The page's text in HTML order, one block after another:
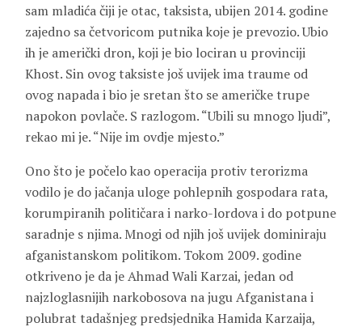
sam mladića čiji je otac, taksista, ubijen 2014. godine
zajedno sa četvoricom putnika koje je prevozio. Ubio
ih je američki dron, koji je bio lociran u provinciji
Khost. Sin ovog taksiste još uvijek ima traume od
ovog napada i bio je sretan što se američke trupe
napokon povlače. S razlogom. “Ubili su mnogo ljudi”,
rekao mi je. “Nije im ovdje mjesto.”
Ono što je počelo kao operacija protiv terorizma
vodilo je do jačanja uloge pohlepnih gospodara rata,
korumpiranih političara i narko-lordova i do potpune
saradnje s njima. Mnogi od njih još uvijek dominiraju
afganistanskom politikom. Tokom 2009. godine
otkriveno je da je Ahmad Wali Karzai, jedan od
najzloglasnijih narkobosova na jugu Afganistana i
polubrat tadašnjeg predsjednika Hamida Karzaija,